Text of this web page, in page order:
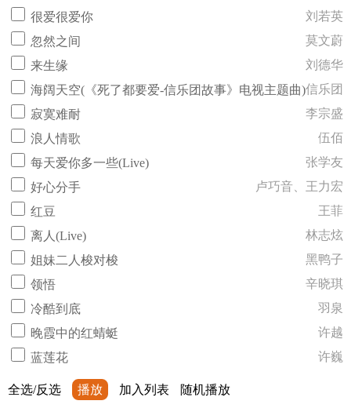
很爱很爱你
刘若英
忽然之间
莫文蔚
来生缘
刘德华
海阔天空(《死了都要爱-信乐团故事》电视主题曲)信乐团
寂寞难耐
李宗盛
浪人情歌
伍佰
每天爱你多一些(Live)
张学友
好心分手
卢巧音、王力宏
红豆
王菲
离人(Live)
林志炫
姐妹二人梭对梭
黑鸭子
领悟
辛晓琪
冷酷到底
羽泉
晚霞中的红蜻蜓
许越
蓝莲花
许巍
全选/反选 播放 加入列表 随机播放